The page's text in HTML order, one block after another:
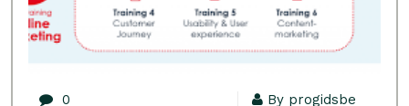
0 By progidsbe